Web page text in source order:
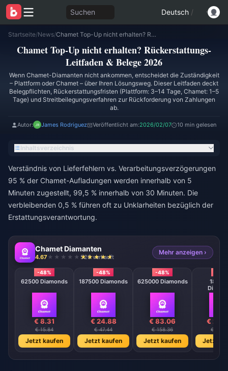
Suchen Deutsch /
Startseite/News/ Chamet Top-Up nicht erhalten? Rückerstattungs-Leitfaden & Belege 2026
Chamet Top-Up nicht erhalten? Rückerstattungs-
Leitfaden & Belege 2026
Wenn Chamet-Diamanten nicht ankommen, entscheidet die Zuständigkeit
– Plattform oder Chamet – über Ihren Lösungsweg. Dieser Leitfaden deckt
Belegpflichten, Rückerstattungsfristen (Plattform: 3–14 Tage, Chamet: 1–5
Tage) und Streitbeilegungsverfahren zur Rückforderung von Zahlungen
ab.
Autor: James Rodriguez Veröffentlicht am:2026/02/07 10 min gelesen
Inhaltsverzeichnis
Verständnis von Lieferfehlern vs. Verarbeitungsverzögerungen
95 % der Chamet-Aufladungen werden innerhalb von 5
Minuten zugestellt, 99,5 % innerhalb von 30 Minuten. Die
verbleibenden 0,5 % führen oft zu Unklarheiten bezüglich der
Erstattungsverantwortung.
Chamet Diamanten
4.67 520 verkauft
Mehr anzeigen ›
-48%
62500 Diamonds
€ 8.31
€ 15.84
Jetzt kaufen
-48%
187500 Diamonds
€ 24.88
€ 47.44
Jetzt kaufen
-48%
625000 Diamonds
€ 83.06
€ 158.36
Jetzt kaufen
€
€
Jetzt